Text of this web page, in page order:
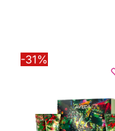
-31%